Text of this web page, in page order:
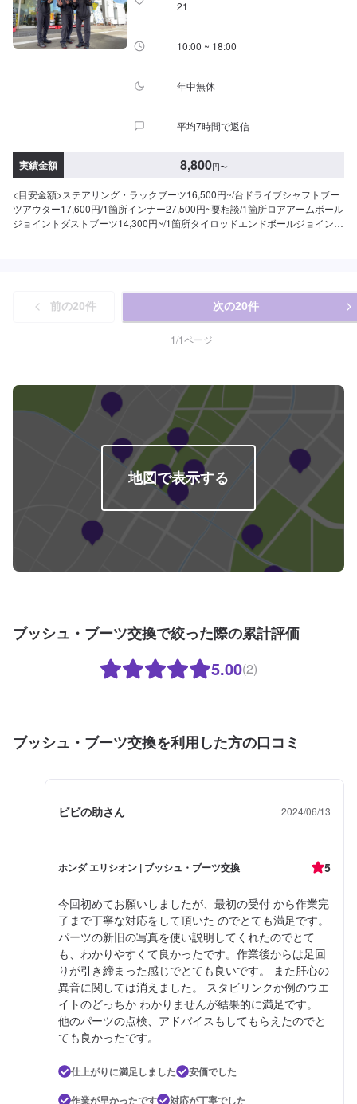
21
10:00 ~ 18:00
年中無休
平均7時間で返信
実績金額 8,800円〜
<目安金額>ステアリング・ラックブーツ16,500円~/台ドライブシャフトブー
ツアウター17,600円/1箇所インナー27,500円~要相談/1箇所ロアアームボール
ジョイントダストブーツ14,300円~/1箇所タイロッドエンドボールジョイント
前の20件 次の20件
1/1ページ
地図で表示する
ブッシュ・ブーツ交換で絞った際の累計評価
5.00(2)
ブッシュ・ブーツ交換を利用した方の口コミ
ビビの助さん 2024/06/13
ホンダ エリシオン | ブッシュ・ブーツ交換 5
今回初めてお願いしましたが、最初の受付 から作業完
了まで丁寧な対応をして頂いた のでとても満足です。
パーツの新旧の写真を使い説明してくれたのでとて
も、わかりやすくて良かったです。作業後からは足回
りが引き締まった感じでとても良いです。 また肝心の
異音に関しては消えました。 スタビリンクか例のウエ
イトのどっちか わかりませんが結果的に満足です。
他のパーツの点検、アドバイスもしてもらえたのでと
ても良かったです。
仕上がりに満足しました
安価でした
作業が早かったです
対応が丁寧でした